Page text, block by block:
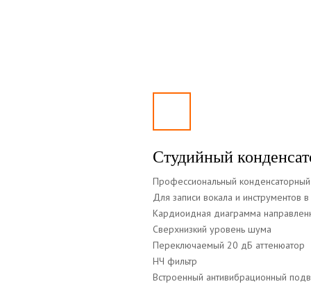
Студийный
Профессиональный
Для записи вокала и инструментов
Кардиоидная диаграмма
Сверхнизкий уровень шума
Переключаемый 20 дБ аттенюатор
НЧ фильтр
Встроенный антивибрационный